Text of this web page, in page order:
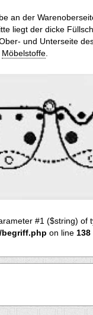
an der
liegt der dicke
und Unterseite
Möbelstoffe
#1 ($string) of
begriff.php on line 138